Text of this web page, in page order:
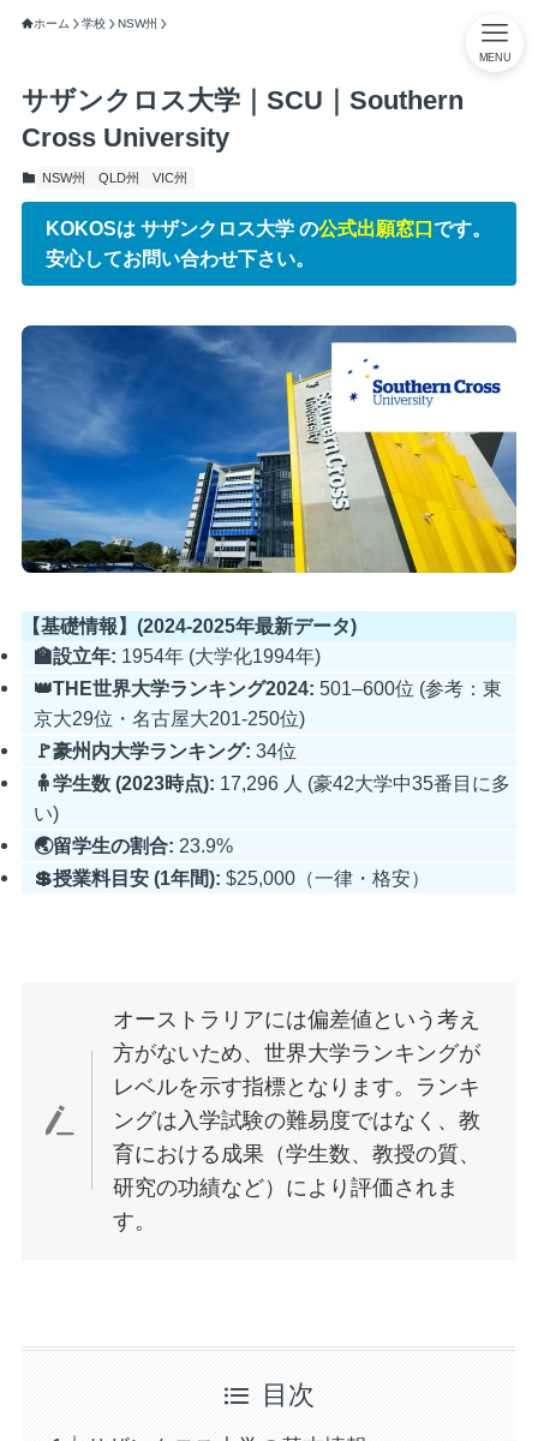
MENU
ホーム 学校 NSW州
サザンクロス大学｜SCU｜Southern
Cross University
NSW州 QLD州 VIC州
KOKOSは サザンクロス大学 の公式出願窓口です。
安心してお問い合わせ下さい。
【基礎情報】(2024-2025年最新データ)
🏫設立年: 1954年 (大学化1994年)
👑THE世界大学ランキング2024: 501–600位 (参考：東
京大29位・名古屋大201-250位)
🚩豪州内大学ランキング: 34位
🧍学生数 (2023時点): 17,296 人 (豪42大学中35番目に多
い)
🌏留学生の割合: 23.9%
💲授業料目安 (1年間): $25,000（一律・格安）
オーストラリアには偏差値という考え
方がないため、世界大学ランキングが
レベルを示す指標となります。ランキ
ングは入学試験の難易度ではなく、教
育における成果（学生数、教授の質、
研究の功績など）により評価されま
す。
目次